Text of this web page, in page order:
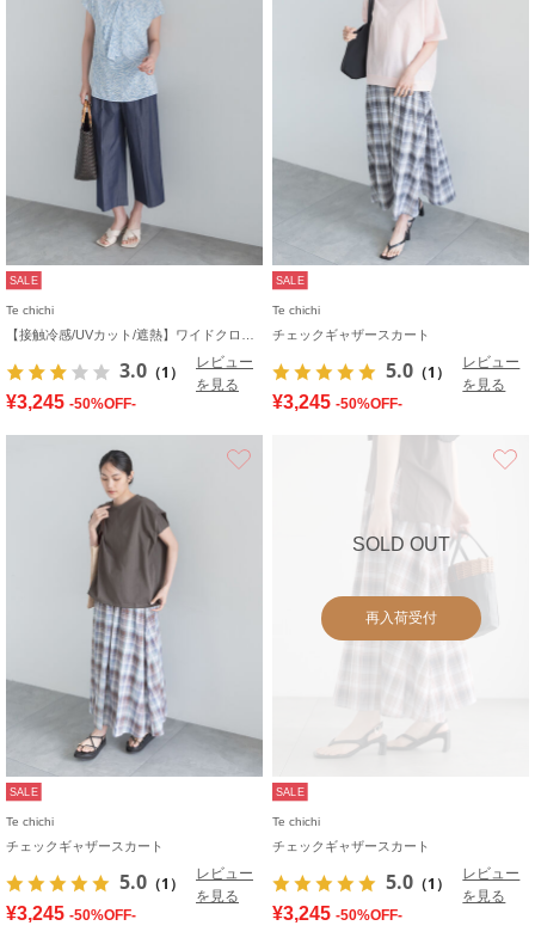
SALE
Te chichi
3.0 （1）
レビュー
を見る
¥3,245 -50%OFF-
SALE
Te chichi
チェックギャザースカート
5.0 （1）
レビュー
を見る
¥3,245 -50%OFF-
SALE
Te chichi
チェックギャザースカート
5.0 （1）
レビュー
を見る
¥3,245 -50%OFF-
SOLD OUT
再入荷受付
SALE
Te chichi
チェックギャザースカート
5.0 （1）
レビュー
を見る
¥3,245 -50%OFF-